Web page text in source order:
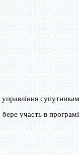
управління
участь в